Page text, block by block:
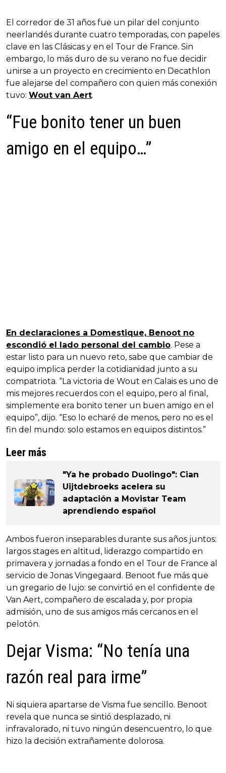
El corredor de 31 años fue un pilar del conjunto
neerlandés durante cuatro temporadas, con papeles
clave en las Clásicas y en el Tour de France. Sin
embargo, lo más duro de su verano no fue decidir
unirse a un proyecto en crecimiento en Decathlon
fue alejarse del compañero con quien más conexión
tuvo: Wout van Aert.
“Fue bonito tener un buen
amigo en el equipo…”
En declaraciones a Domestique, Benoot no
escondió el lado personal del cambio. Pese a
estar listo para un nuevo reto, sabe que cambiar de
equipo implica perder la cotidianidad junto a su
compatriota. “La victoria de Wout en Calais es uno de
mis mejores recuerdos con el equipo, pero al final,
simplemente era bonito tener un buen amigo en el
equipo”, dijo. “Eso lo echaré de menos, pero no es el
fin del mundo: solo estamos en equipos distintos.”
Leer más
"Ya he probado Duolingo": Cian
Uijtdebroeks acelera su
adaptación a Movistar Team
aprendiendo español
Ambos fueron inseparables durante sus años juntos:
largos stages en altitud, liderazgo compartido en
primavera y jornadas a fondo en el Tour de France al
servicio de Jonas Vingegaard. Benoot fue más que
un gregario de lujo: se convirtió en el confidente de
Van Aert, compañero de escalada y, por propia
admisión, uno de sus amigos más cercanos en el
pelotón.
Dejar Visma: “No tenía una
razón real para irme”
Ni siquiera apartarse de Visma fue sencillo. Benoot
revela que nunca se sintió desplazado, ni
infravalorado, ni tuvo ningún desencuentro, lo que
hizo la decisión extrañamente dolorosa.